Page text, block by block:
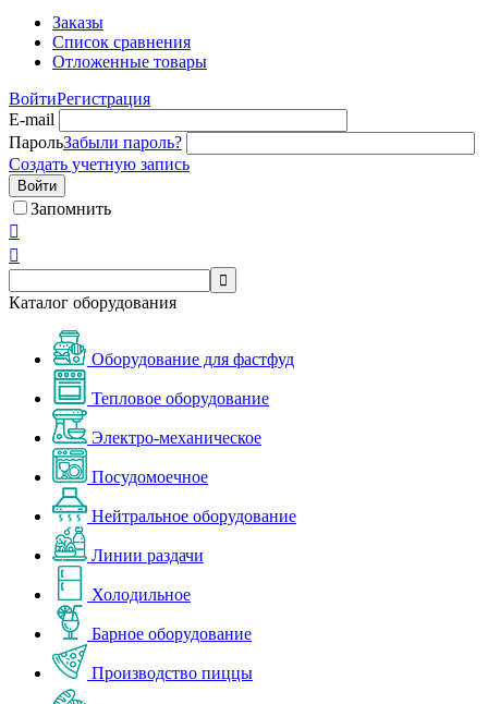
Заказы
Список сравнения
Отложенные товары
ВойтиРегистрация
E-mail
ПарольЗабыли пароль?
Создать учетную запись
Войти
Запомнить



Каталог оборудования
Оборудование для фастфуд
Тепловое оборудование
Электро-механическое
Посудомоечное
Нейтральное оборудование
Линии раздачи
Холодильное
Барное оборудование
Производство пиццы